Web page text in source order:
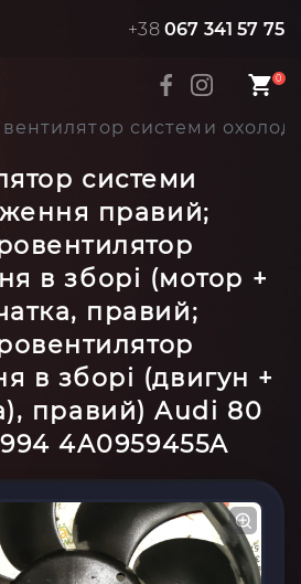
+38 067 341 57 75
0
вентилятор системи
системи
правий;
в зборі (мотор +
правий;
в зборі (двигун +
правий) Audi 80
4A0959455A